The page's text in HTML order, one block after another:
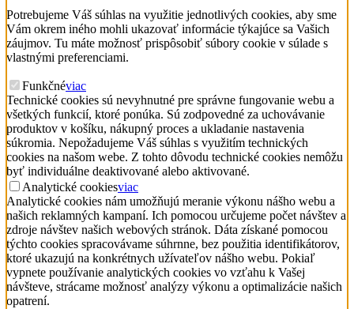
Potrebujeme Váš súhlas na využitie jednotlivých cookies, aby sme
Vám okrem iného mohli ukazovať informácie týkajúce sa Vašich
záujmov. Tu máte možnosť prispôsobiť súbory cookie v súlade s
vlastnými preferenciami.
Funkčnéviac
Technické cookies sú nevyhnutné pre správne fungovanie webu a
všetkých funkcií, ktoré ponúka. Sú zodpovedné za uchovávanie
produktov v košíku, nákupný proces a ukladanie nastavenia
súkromia. Nepožadujeme Váš súhlas s využitím technických
cookies na našom webe. Z tohto dôvodu technické cookies nemôžu
byť individuálne deaktivované alebo aktivované.
Analytické cookiesviac
Analytické cookies nám umožňujú meranie výkonu nášho webu a
našich reklamných kampaní. Ich pomocou určujeme počet návštev a
zdroje návštev našich webových stránok. Dáta získané pomocou
týchto cookies spracovávame súhrnne, bez použitia identifikátorov,
ktoré ukazujú na konkrétnych užívateľov nášho webu. Pokiaľ
vypnete používanie analytických cookies vo vzťahu k Vašej
návšteve, strácame možnosť analýzy výkonu a optimalizácie našich
opatrení.